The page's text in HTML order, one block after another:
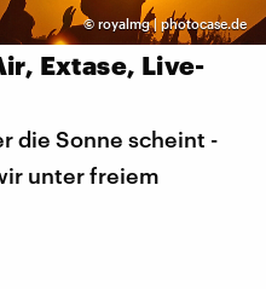
© royalmg | photocase.de
Extase, Live-
die Sonne scheint -
unter freiem